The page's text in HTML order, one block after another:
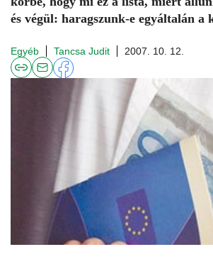
és végül: haragszunk-e egyáltalán a
Egyéb Tancsa Judit 2007. 10. 12.